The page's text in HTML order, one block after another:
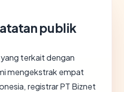
publik
terkait dengan
mengekstrak empat
registrar PT Biznet